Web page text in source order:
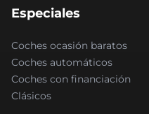
Especiales
Coches ocasión baratos
Coches automáticos
Coches con financiación
Clásicos